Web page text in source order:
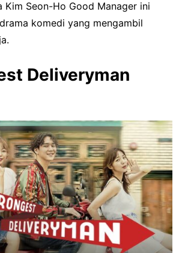
Kim Seon-Ho Good Manager ini
komedi yang mengambil
Deliveryman